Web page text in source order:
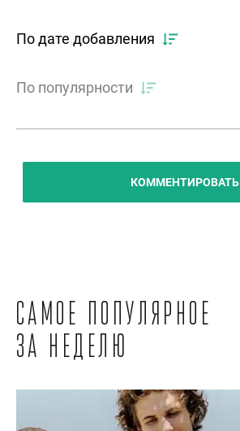
По дате добавления
По популярности
КОММЕНТИРОВАТЬ
Самое популярное
за неделю